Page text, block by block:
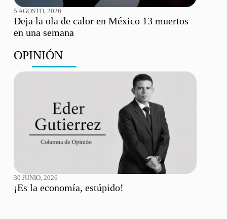
5 AGOSTO, 2026
Deja la ola de calor en México 13 muertos
en una semana
OPINIÓN
30 JUNIO, 2026
¡Es la economía, estúpido!